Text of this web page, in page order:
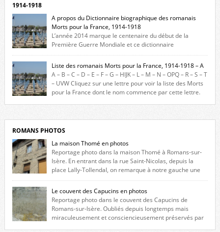
1914-1918
A propos du Dictionnaire biographique des romanais
Morts pour la France, 1914-1918
L’année 2014 marque le centenaire du début de la
Première Guerre Mondiale et ce dictionnaire
biographique veut rendre hommage aux romanais Morts pour la
France durant ce conflit. La base de cette recherche historique est
constituée des noms gravés sur les plaques commémoratives de
l’Hôtel de Ville, du lycée du Dauphiné et du lycée Triboulet, […]
Liste des romanais Morts pour la France, 1914-1918 – A
A – B – C – D – E – F – G – HIJK – L – M – N – OPQ – R – S – T
– UVW Cliquez sur une lettre pour voir la liste des Morts
pour la France dont le nom commence par cette lettre.
ROMANS PHOTOS
La maison Thomé en photos
Reportage photo dans la maison Thomé à Romans-sur-
Isère. En entrant dans la rue Saint-Nicolas, depuis la
place Lally-Tollendal, on remarque à notre gauche une
maison construite au XVIè siècle. Les deux façades sont ornées de
fenêtres jumelles à meneaux. Entre ces deux étages, on peut voir une
niche qui contient une statue de la Vierge. […]
Le couvent des Capucins en photos
Reportage photo dans le couvent des Capucins de
Romans-sur-Isère. Oubliés depuis longtemps mais
miraculeusement et consciencieusement préservés par